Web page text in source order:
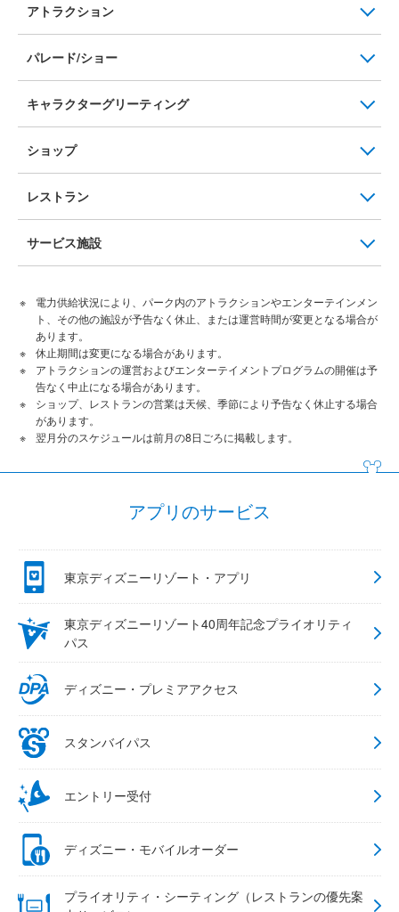
アトラクション
パレード/ショー
キャラクターグリーティング
ショップ
レストラン
サービス施設
電力供給状況により、パーク内のアトラクションやエンターテインメン
ト、その他の施設が予告なく休止、または運営時間が変更となる場合が
あります。
休止期間は変更になる場合があります。
アトラクションの運営およびエンターテイメントプログラムの開催は予
告なく中止になる場合があります。
ショップ、レストランの営業は天候、季節により予告なく休止する場合
があります。
翌月分のスケジュールは前月の8日ごろに掲載します。
アプリのサービス
東京ディズニーリゾート・アプリ
東京ディズニーリゾート40周年記念プライオリティ
パス
ディズニー・プレミアアクセス
スタンバイパス
エントリー受付
ディズニー・モバイルオーダー
プライオリティ・シーティング（レストランの優先案